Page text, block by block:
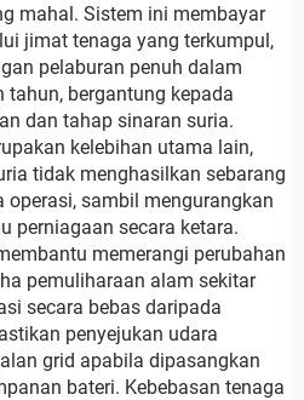
mahal. Sistem ini membayar
jimat tenaga yang terkumpul,
pelaburan penuh dalam
bergantung kepada
dan tahap sinaran suria.
kelebihan utama lain,
tidak menghasilkan sebarang
operasi, sambil mengurangkan
perniagaan secara ketara.
memerangi perubahan
pemuliharaan alam sekitar
secara bebas daripada
penyejukan udara
grid apabila dipasangkan
bateri. Kebebasan tenaga